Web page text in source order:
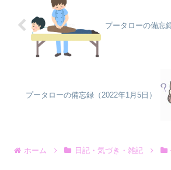
プータローの備忘
プータローの備忘録（2022年1月5日）
ホーム 日記・気づき・雑記